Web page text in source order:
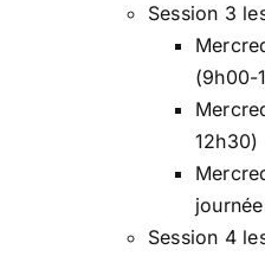
Session 3
(9h00-
12h30)
Session 4